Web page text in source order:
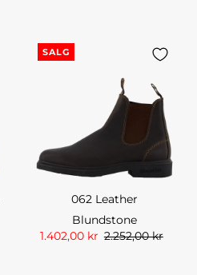
SALG
062 Leather
Blundstone
1.402,00 kr 2.252,00 kr